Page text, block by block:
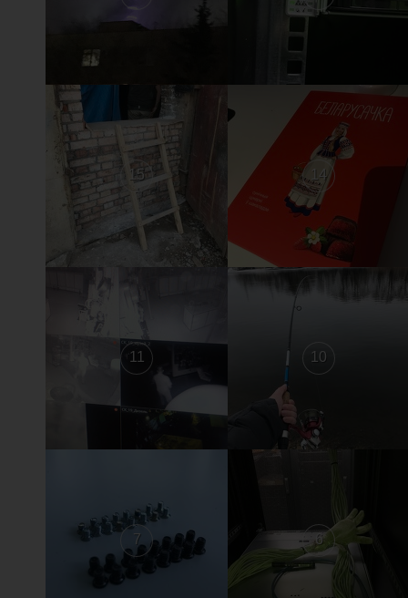
15 14
11 10
7 6